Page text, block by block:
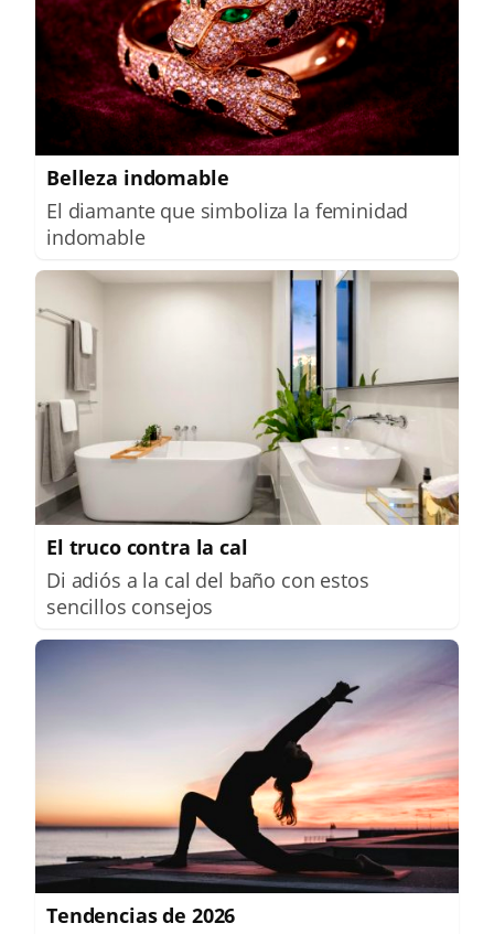
Belleza indomable
El diamante que simboliza la feminidad
indomable
El truco contra la cal
Di adiós a la cal del baño con estos
sencillos consejos
Tendencias de 2026